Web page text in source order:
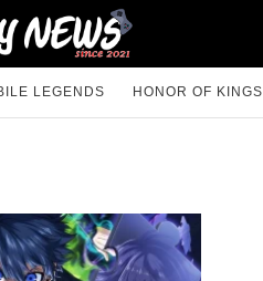
LEGENDS HONOR OF KINGS